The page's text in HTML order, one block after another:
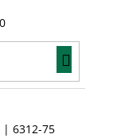
| 6312-75